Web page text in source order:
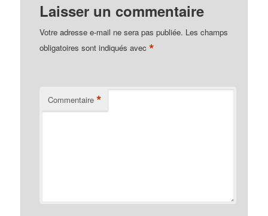
Laisser un commentaire
Votre adresse e-mail ne sera pas publiée. Les champs
obligatoires sont indiqués avec *
Commentaire *